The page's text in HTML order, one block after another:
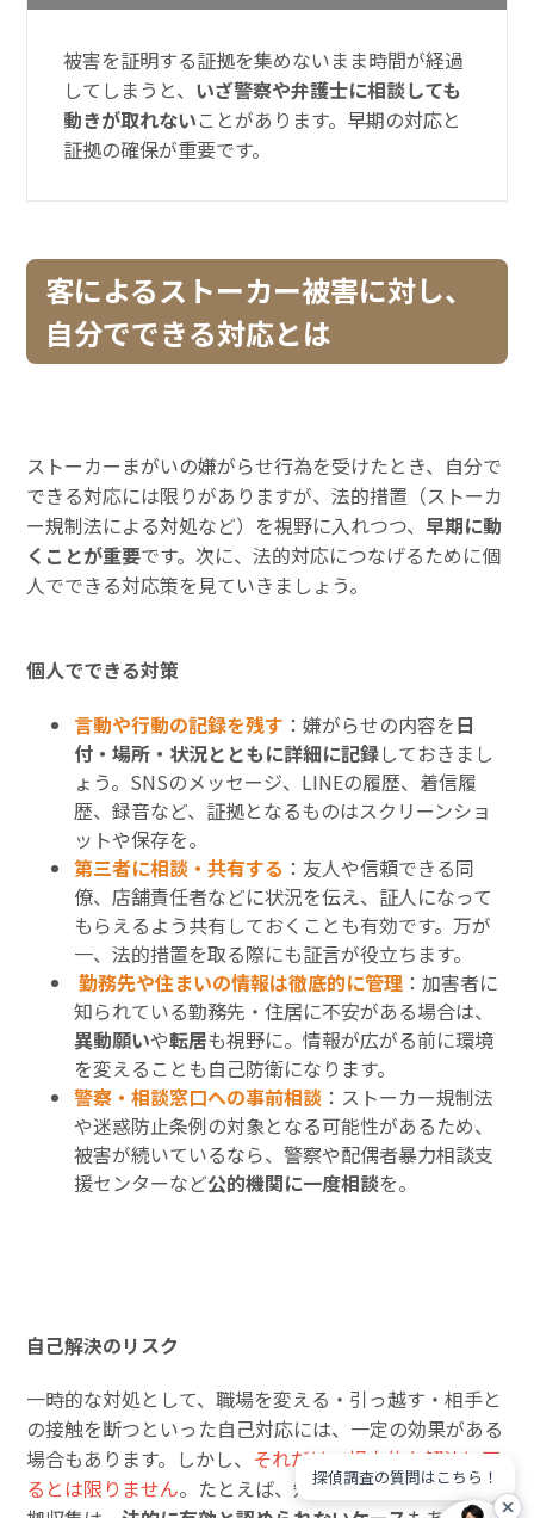
被害を証明する証拠を集めないまま時間が経過
してしまうと、 いざ警察や弁護士に相談しても
動きが取れないことがあります。早期の対応と
証拠の確保が重要です。
客によるストーカー被害に対し、
自分でできる対応とは
ストーカーまがいの嫌がらせ行為を受けたとき、自分で
できる対応には限りがありますが、法的措置（ストーカ
ー規制法による対処など）を視野に入れつつ、早期に動
くことが重要です。次に、法的対応につなげるために個
人でできる対応策を見ていきましょう。
個人でできる対策
言動や行動の記録を残す ：嫌がらせの内容を日
付・場所・状況とともに詳細に記録しておきまし
ょう。SNSのメッセージ、LINEの履歴、着信履
歴、録音など、証拠となるものはスクリーンショ
ットや保存を。
第三者に相談・共有する ：友人や信頼できる同
僚、店舗責任者などに状況を伝え、証人になって
もらえるよう共有しておくことも有効です。万が
一、法的措置を取る際にも証言が役立ちます。
勤務先や住まいの情報は徹底的に管理 ：加害者に
知られている勤務先・住居に不安がある場合は、
異動願いや転居も視野に。情報が広がる前に環境
を変えることも自己防衛になります。
警察・相談窓口への事前相談 ：ストーカー規制法
や迷惑防止条例の対象となる可能性があるため、
被害が続いているなら、警察や配偶者暴力相談支
援センターなど公的機関に一度相談を。
自己解決のリスク
一時的な対処として、職場を変える・引っ越す・相手と
の接触を断つといった自己対応には、一定の効果がある
場合もあります。しかし、 それだけで根本的な解決に至
るとは限りません。たとえば、知識がないまま行った証
探偵調査の質問はこちら！